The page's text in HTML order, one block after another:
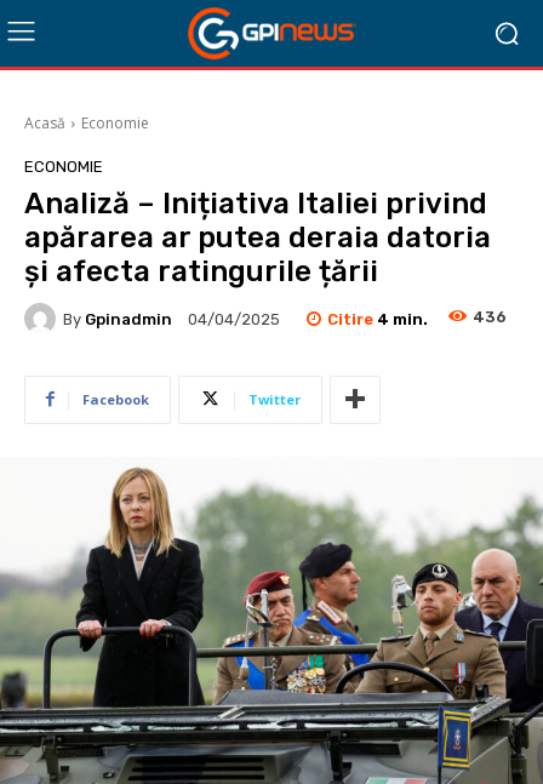
Acasă Economie
ECONOMIE
Analiză – Inițiativa Italiei privind
apărarea ar putea deraia datoria
și afecta ratingurile țării
By Gpinadmin 04/04/2025 Citire 4 min. 436
Facebook Twitter